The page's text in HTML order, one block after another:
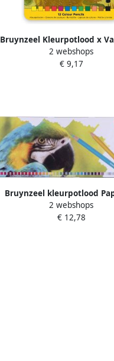
Bruynzeel Kleurpotlood x
Museum set Ã 12 kleuren
2 webshops
€ 9,17
Bruynzeel kleurpotlood
metalen doos van 45
2 webshops
€ 12,78